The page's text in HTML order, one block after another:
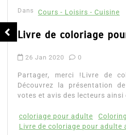
Dans Cours - Loisirs - Cuisine
Livre de coloriage
26 Jan 2020 0
Partager, merci !Livre de
Découvrez la présentation
votes et avis des lecteurs ainsi
coloriage pour adulte
Livre de coloriage pour adulte